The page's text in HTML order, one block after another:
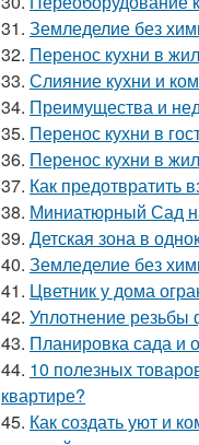
31. Земледелие без
32. Перенос кухни в
33. Слияние кухни и
34. Преимущества и
35. Перенос кухни в
36. Перенос кухни в
37. Как предотвратить
38. Миниатюрный Сад
39. Детская зона в
40. Земледелие без
41. Цветник у дома
42. Уплотнение резьбы
43. Планировка сада и
44. 10 полезных
квартире?
45. Как создать уют и